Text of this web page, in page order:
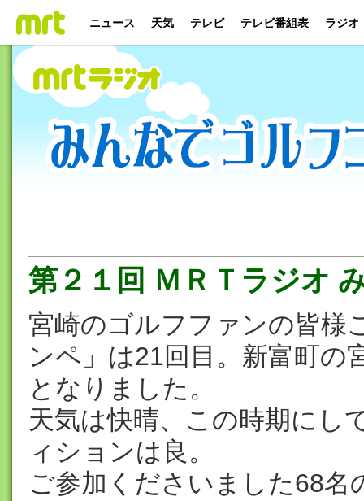
ニュース 天気 テレビ テレビ番組表 ラジオ
第２１回 ＭＲＴラジオ
宮崎のゴルフファンの皆様
ンペ」は21回目。新富町の
となりました。
天気は快晴、この時期にし
ィションは良。
ご参加くださいました68名